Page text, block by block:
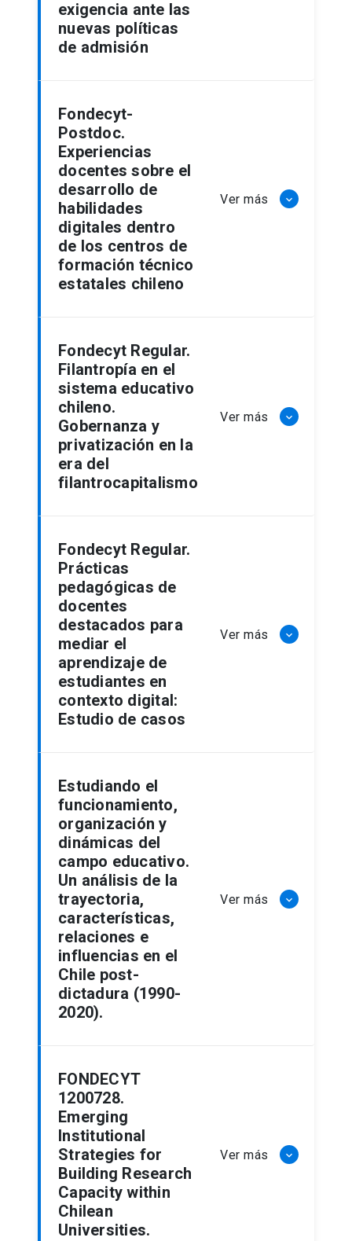
exigencia ante las
nuevas políticas
de admisión
Fondecyt-
Postdoc.
Experiencias
docentes sobre el
desarrollo de
habilidades
digitales dentro
de los centros de
formación técnico
estatales chileno
Ver más keyboard_arrow_down
Fondecyt Regular.
Filantropía en el
sistema educativo
chileno.
Gobernanza y
privatización en la
era del
filantrocapitalismo
Ver más keyboard_arrow_down
Fondecyt Regular.
Prácticas
pedagógicas de
docentes
destacados para
mediar el
aprendizaje de
estudiantes en
contexto digital:
Estudio de casos
Ver más keyboard_arrow_down
Estudiando el
funcionamiento,
organización y
dinámicas del
campo educativo.
Un análisis de la
trayectoria,
características,
relaciones e
influencias en el
Chile post-
dictadura (1990-
2020).
Ver más keyboard_arrow_down
FONDECYT
1200728.
Emerging
Institutional
Strategies for
Building Research
Capacity within
Chilean
Universities.
Ver más keyboard_arrow_down